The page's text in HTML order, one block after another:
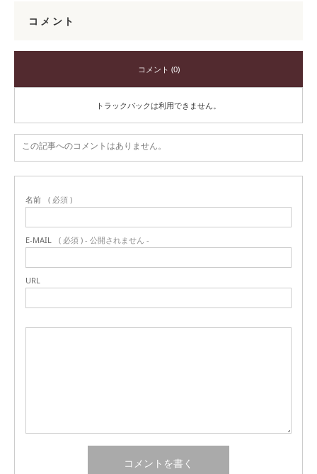
コメント
コメント (0)
トラックバックは利用できません。
この記事へのコメントはありません。
名前 ( 必須 )
E-MAIL ( 必須 ) - 公開されません -
URL